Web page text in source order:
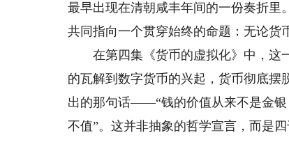
最早出现在清朝咸丰年间的一份奏折里
共同指向一个贯穿始终的命题：无论货
在第四集《货币的虚拟化》中，这
的瓦解到数字货币的兴起，货币彻底
出的那句话——“钱的价值从来不是金银
不值”。这并非抽象的哲学宣言，而是